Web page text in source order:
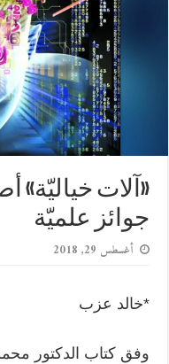
«آلات
جوائز علميّة
أغسطس 29, 2018
*خالد عزب
وفق كتاب الدكتور